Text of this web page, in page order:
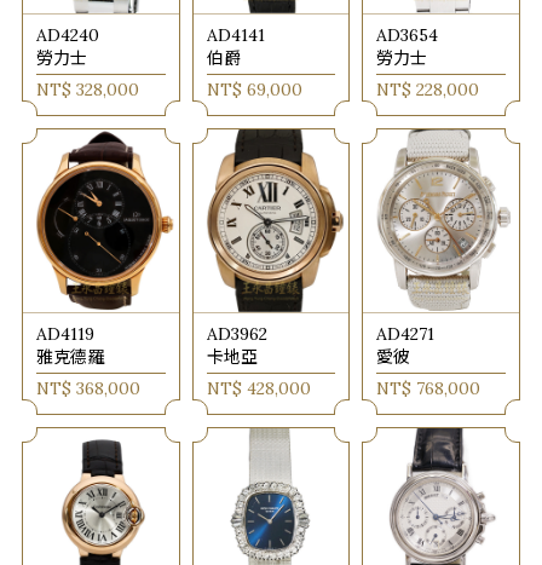
AD4240
勞力士
NT$ 328,000
AD4141
伯爵
NT$ 69,000
AD3654
勞力士
NT$ 228,000
AD4119
雅克德羅
NT$ 368,000
AD3962
卡地亞
NT$ 428,000
AD4271
愛彼
NT$ 768,000